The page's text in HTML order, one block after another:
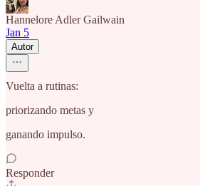
Hannelore Adler Gailwain
Jan 5
Autor
Vuelta a rutinas:
priorizando metas y
ganando impulso.
Responder